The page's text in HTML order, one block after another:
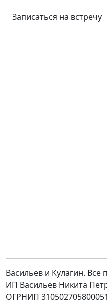
Записаться на встречу
Васильев и Кулагин.
ИП Васильев Никита
ОГРНИП